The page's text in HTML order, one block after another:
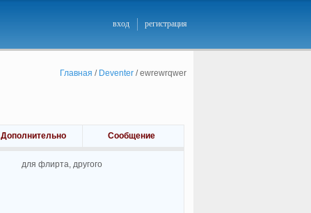
вход регистрация
Главная / Deventer/ewrewrqwer
Дополнительно Сообщение
для флирта, другого